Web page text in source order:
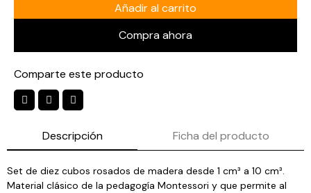
Añadir al carrito
Compra ahora
Comparte este producto
Descripción Ficha del producto
Set de diez cubos rosados de madera desde 1 cm³ a 10 cm³.
Material clásico de la pedagogía Montessori y que permite al